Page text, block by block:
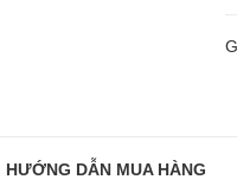
HƯỚNG DẪN MUA HÀNG